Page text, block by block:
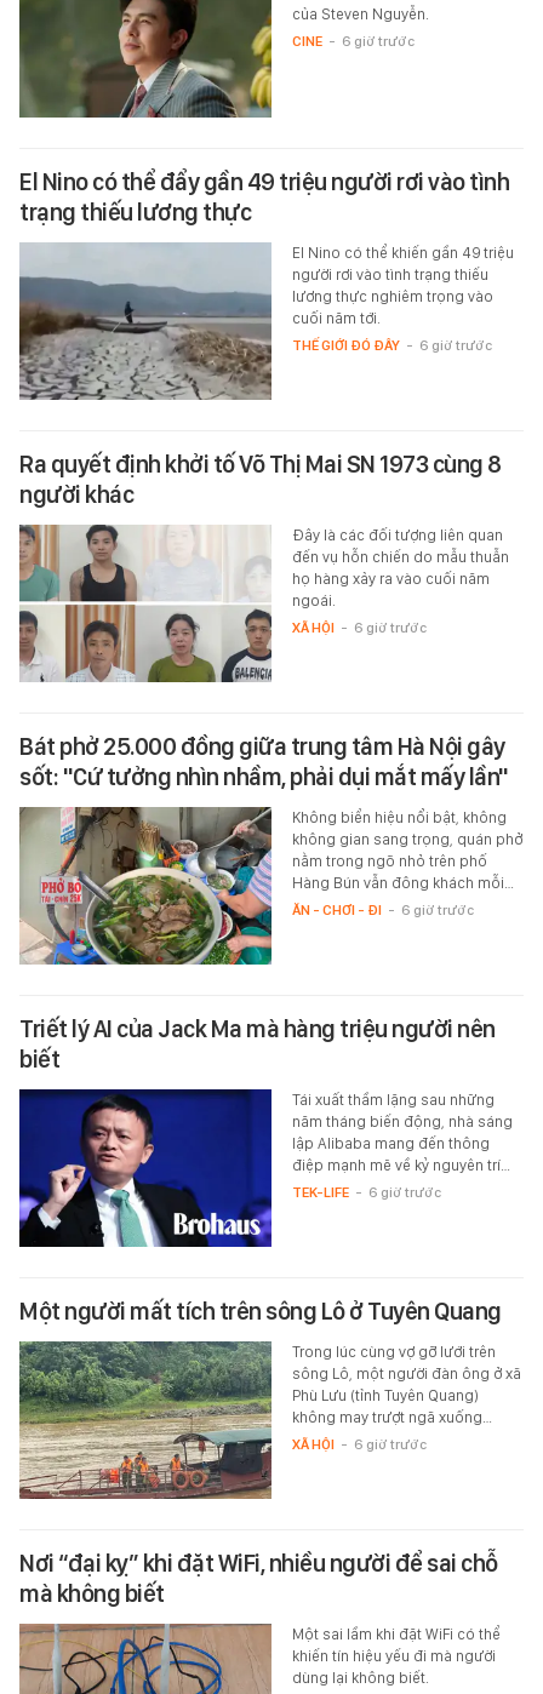
của Steven Nguyễn.
CINE - 6 giờ trước
El Nino có thể đẩy gần 49 triệu người rơi vào tình
trạng thiếu lương thực
El Nino có thể khiến gần 49 triệu
người rơi vào tình trạng thiếu
lương thực nghiêm trọng vào
cuối năm tới.
THẾ GIỚI ĐÓ ĐÂY - 6 giờ trước
Ra quyết định khởi tố Võ Thị Mai SN 1973 cùng 8
người khác
Đây là các đối tượng liên quan
đến vụ hỗn chiến do mẫu thuẫn
họ hàng xảy ra vào cuối năm
ngoái.
XÃ HỘI - 6 giờ trước
Bát phở 25.000 đồng giữa trung tâm Hà Nội gây
sốt: "Cứ tưởng nhìn nhầm, phải dụi mắt mấy lần"
Không biển hiệu nổi bật, không
không gian sang trọng, quán phở
nằm trong ngõ nhỏ trên phố
Hàng Bún vẫn đông khách mỗi…
ĂN - CHƠI - ĐI - 6 giờ trước
Triết lý AI của Jack Ma mà hàng triệu người nên
biết
Tái xuất thầm lặng sau những
năm tháng biến động, nhà sáng
lập Alibaba mang đến thông
điệp mạnh mẽ về kỷ nguyên trí…
TEK-LIFE - 6 giờ trước
Một người mất tích trên sông Lô ở Tuyên Quang
Trong lúc cùng vợ gỡ lưới trên
sông Lô, một người đàn ông ở xã
Phù Lưu (tỉnh Tuyên Quang)
không may trượt ngã xuống…
XÃ HỘI - 6 giờ trước
Nơi “đại kỵ” khi đặt WiFi, nhiều người để sai chỗ
mà không biết
Một sai lầm khi đặt WiFi có thể
khiến tín hiệu yếu đi mà người
dùng lại không biết.